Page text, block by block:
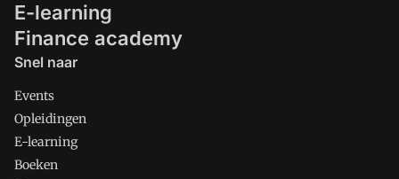
E-learning
Finance academy
Snel naar
Events
Opleidingen
E-learning
Boeken